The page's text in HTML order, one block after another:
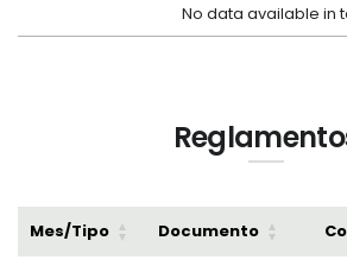
No data available in
Mes/Tipo Documento